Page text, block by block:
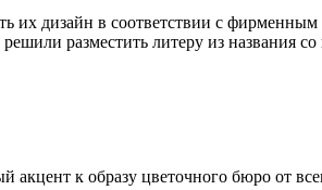
их дизайн в соответствии с
разместить литеру из названия
к образу цветочного бюро от